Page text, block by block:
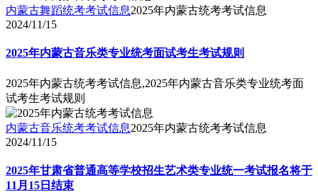
内蒙古舞蹈统考考试信息2025年内蒙古统考考试信息
2024/11/15
2025年内蒙古音乐类专业统考面试考生考试规则
2025年内蒙古统考考试信息,2025年内蒙古音乐类专业统考面
试考生考试规则
内蒙古音乐统考考试信息2025年内蒙古统考考试信息
2024/11/15
2025年甘肃省普通高等学校招生艺术类专业统一考试报名将于
11月15日结束